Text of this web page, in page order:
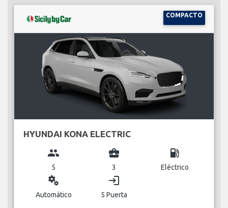
COMPACTO
HYUNDAI KONA ELECTRIC
group
5
business_center
3
local_gas_station
Eléctrico
miscellaneous_services
Automático
login
5 Puerta